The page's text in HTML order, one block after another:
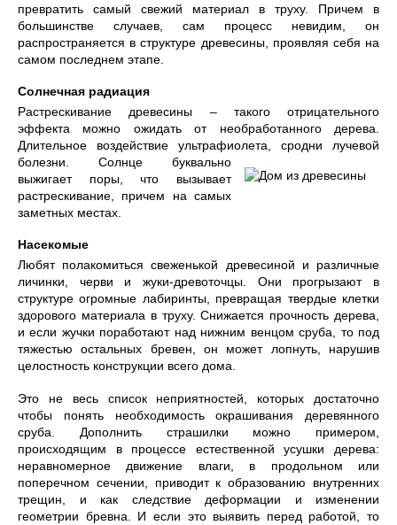
превратить самый свежий материал в труху. Причем в
большинстве случаев, сам процесс невидим, он
распространяется в структуре древесины, проявляя себя на
самом последнем этапе.
Солнечная радиация
Растрескивание древесины – такого отрицательного
эффекта можно ожидать от необработанного дерева.
Длительное воздействие ультрафиолета, сродни лучевой
болезни. Солнце буквально
выжигает поры, что вызывает
растрескивание, причем на самых
заметных местах.
Насекомые
Любят полакомиться свеженькой древесиной и различные
личинки, черви и жуки-древоточцы. Они прогрызают в
структуре огромные лабиринты, превращая твердые клетки
здорового материала в труху. Снижается прочность дерева,
и если жучки поработают над нижним венцом сруба, то под
тяжестью остальных бревен, он может лопнуть, нарушив
целостность конструкции всего дома.
Это не весь список неприятностей, которых достаточно
чтобы понять необходимость окрашивания деревянного
сруба. Дополнить страшилки можно примером,
происходящим в процессе естественной усушки дерева:
неравномерное движение влаги, в продольном или
поперечном сечении, приводит к образованию внутренних
трещин, и как следствие деформации и изменении
геометрии бревна. И если это выявить перед работой, то